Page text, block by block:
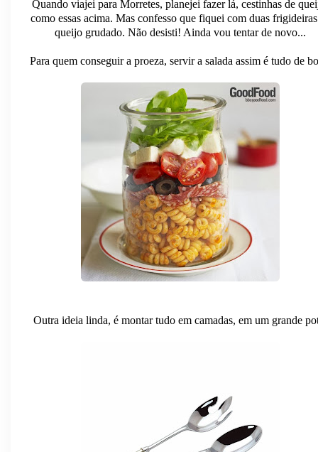
Quando viajei para Morretes, planejei fazer lá, cestinhas de
como essas acima. Mas confesso que fiquei com duas
queijo grudado. Não desisti! Ainda vou tentar de novo...
Para quem conseguir a proeza, servir a salada assim é tudo de
Outra ideia linda, é montar tudo em camadas, em um grande